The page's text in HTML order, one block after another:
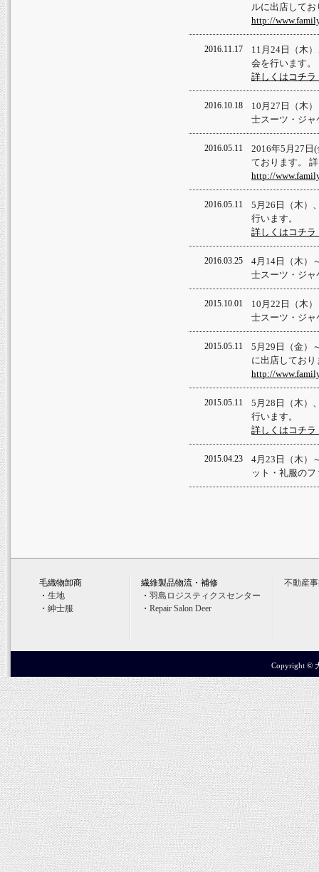
ルに出店して
http://
2016.11.17
11月24日（木
会を行います。
詳しくはコチ
2016.10.18
10月27日（木
士スーツ・ジ
2016.05.11
2016年5月27日
ております。
http://
2016.05.11
5月26日（木）
行います。
詳しくはコチ
2016.03.25
4月14日（木）
士スーツ・ジ
2015.10.01
10月22日（木
士スーツ・ジ
2015.05.11
5月29日（金）
に出店してお
http://
2015.05.11
5月28日（木）
行います。
詳しくはコチ
2015.04.23
4月23日（木）
ット・礼服の
毛織物卸商
・ 生地
・ 紳士服
繊維製品物流・補修
・ 羽島ロジスティクスセンター
・ Repair Salon Deer
不動産
Copyright ©